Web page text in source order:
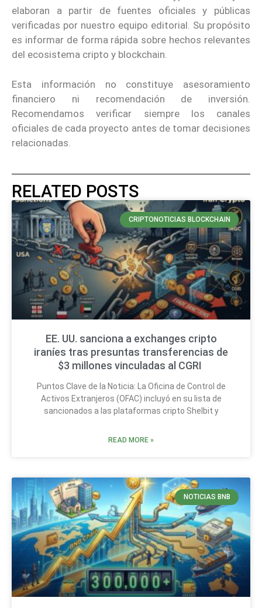
elaboran a partir de fuentes oficiales y públicas
verificadas por nuestro equipo editorial. Su propósito
es informar de forma rápida sobre hechos relevantes
del ecosistema cripto y blockchain.
Esta información no constituye asesoramiento
financiero ni recomendación de inversión.
Recomendamos verificar siempre los canales
oficiales de cada proyecto antes de tomar decisiones
relacionadas.
RELATED POSTS
CRIPTONOTICIAS BLOCKCHAIN
EE. UU. sanciona a exchanges cripto
iraníes tras presuntas transferencias de
$3 millones vinculadas al CGRI
Puntos Clave de la Noticia: La Oficina de Control de
Activos Extranjeros (OFAC) incluyó en su lista de
sancionados a las plataformas cripto Shelbit y
READ MORE »
NOTICIAS BNB